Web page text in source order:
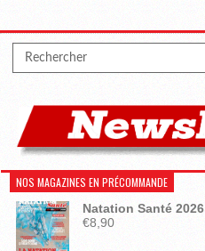
NOS MAGAZINES EN PRÉCOMMANDE
Natation Santé 2026
€8,90